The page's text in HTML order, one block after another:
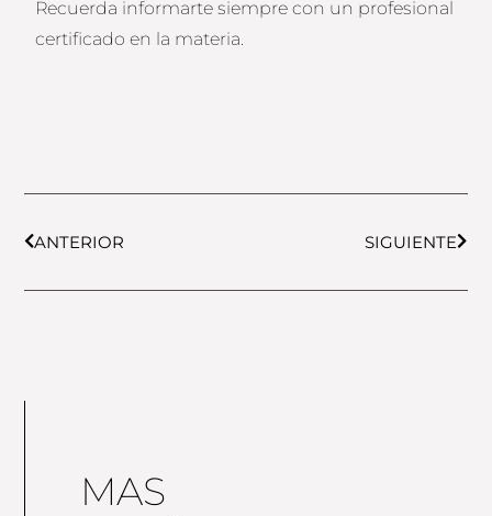
Recuerda informarte siempre con un profesional
certificado en la materia.
ANTERIOR
SIGUIENTE
MAS